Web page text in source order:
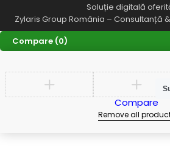
Soluție digitală
Zylaris Group România – Consultanță
Compare (0)
Compare
Remove all